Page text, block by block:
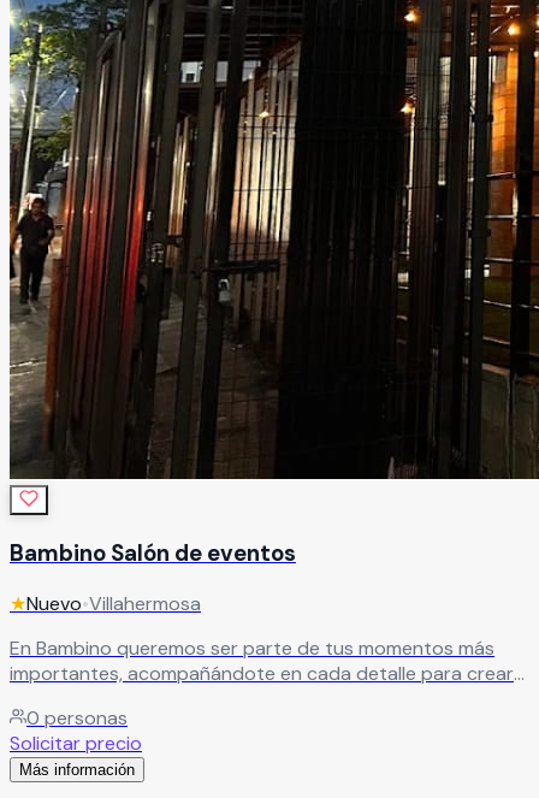
Bambino Salón de eventos
★Nuevo•Villahermosa
En Bambino queremos ser parte de tus momentos más
importantes, acompañándote en cada detalle para crear
evento en una experiencia inolvidable, pensada para que
disfrutes cada instante.
0 personas
Solicitar precio
Más información